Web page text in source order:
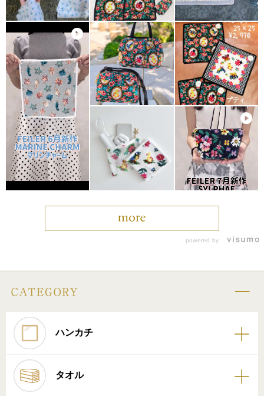
powered by
ハンカチ
タオル